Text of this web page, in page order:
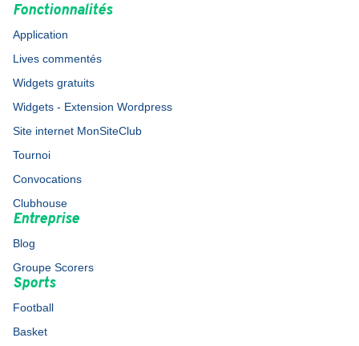
Fonctionnalités
Application
Lives commentés
Widgets gratuits
Widgets - Extension Wordpress
Site internet MonSiteClub
Tournoi
Convocations
Clubhouse
Entreprise
Blog
Groupe Scorers
Sports
Football
Basket